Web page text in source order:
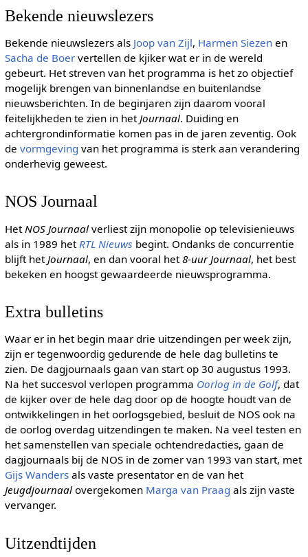
Bekende nieuwslezers
Bekende nieuwslezers als Joop van Zijl, Harmen Siezenen
Sacha de Boervertellen de kjiker wat er in de wereld
gebeurt. Het streven van het programma is het zo objectief
mogelijk brengen van binnenlandse en buitenlandse
nieuwsberichten. In de beginjaren zijn daarom vooral
feitelijkheden te zien in hetJournaal. Duiding en
achtergrondinformatie komen pas in de jaren zeventig. Ook
de vormgeving van het programma is sterk aan verandering
onderhevig geweest.
NOS Journaal
Het NOS Journaalverliest zijn monopolie op televisienieuws
als in 1989 het RTL Nieuws begint. Ondanks de concurrentie
blijft het Journaal, en dan vooral het8-uur Journaal, het best
bekeken en hoogst gewaardeerde nieuwsprogramma.
Extra bulletins
Waar er in het begin maar drie uitzendingen per week zijn,
zijn er tegenwoordig gedurende de hele dag bulletins te
zien. De dagjournaals gaan van start op 30 augustus 1993.
Na het succesvol verlopen programma Oorlog in de Golf, dat
de kijker over de hele dag door op de hoogte houdt van de
ontwikkelingen in het oorlogsgebied, besluit de NOS ook na
de oorlog overdag uitzendingen te maken. Na veel testen en
het samenstellen van speciale ochtendredacties, gaan de
dagjournaals bij de NOS in de zomer van 1993 van start, met
Gijs Wandersals vaste presentator en de van het
Jeugdjournaalovergekomen Marga van Praag als zijn vaste
vervanger.
Uitzendtijden